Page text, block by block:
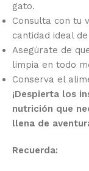
gato.
Consulta con tu
cantidad ideal
Asegúrate de
limpia en todo
Conserva el
¡Despierta los
nutrición que
llena de
Recuerda: